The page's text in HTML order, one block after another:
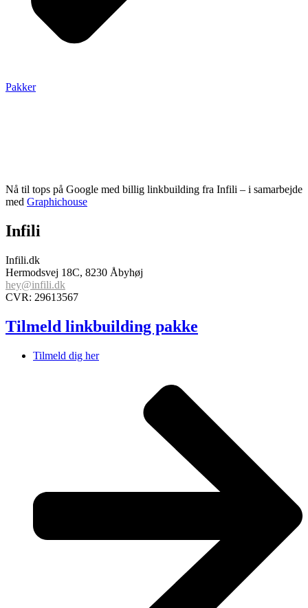
Pakker
Nå til tops på Google med billig linkbuilding fra Infili – i samarbejde
med Graphichouse
Infili
Infili.dk
Hermodsvej 18C, 8230 Åbyhøj
hey@infili.dk
CVR: 29613567
Tilmeld linkbuilding pakke
Tilmeld dig her